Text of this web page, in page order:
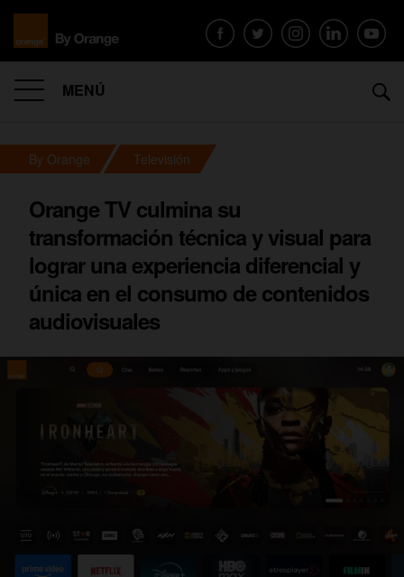
MENÚ
By Orange Televisión
Orange TV culmina su
transformación técnica y visual para
lograr una experiencia diferencial y
única en el consumo de contenidos
audiovisuales